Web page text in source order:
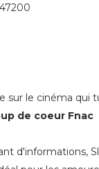
sur le cinéma qui
de coeur Fnac
d'informations,